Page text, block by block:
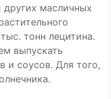
других масличных
тонн лецитина.
выпускать
и соусов. Для того,